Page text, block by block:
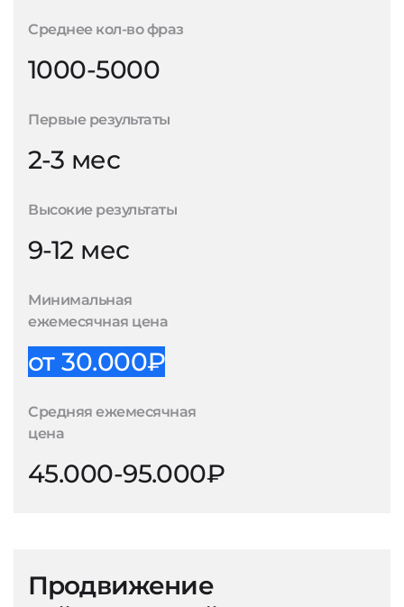
Среднее кол-во фраз
1000-5000
Первые результаты
2-3 мес
Высокие результаты
9-12 мес
Минимальная
ежемесячная цена
от 30.000₽
Средняя ежемесячная
цена
45.000-95.000₽
Продвижение